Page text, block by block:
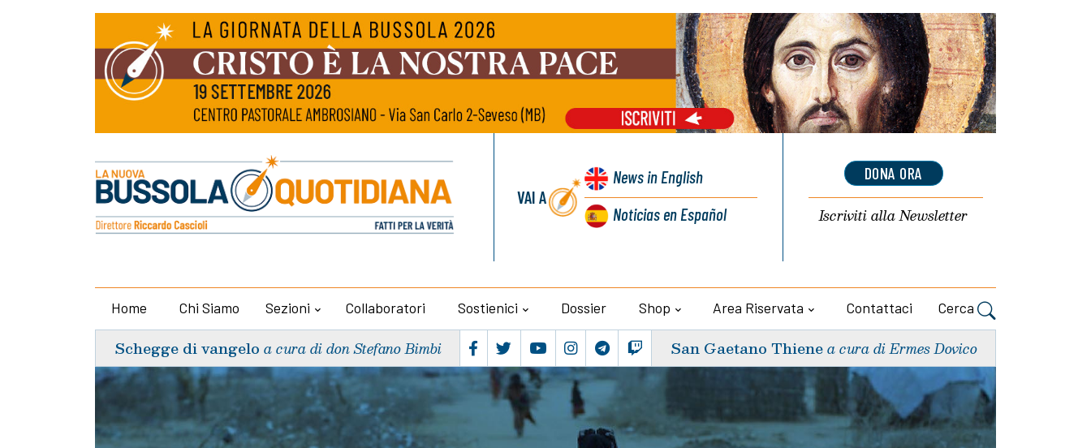
VAI A
Newsin English
Noticiasen Español
DONA ORA
Iscriviti allaNewsletter
Home Chi Siamo Sezioni Collaboratori Sostienici Dossier Shop Area Riservata Contattaci Cerca
Schegge di vangelo a cura di don Stefano Bimbi San Gaetano Thiene a cura di Ermes Dovico